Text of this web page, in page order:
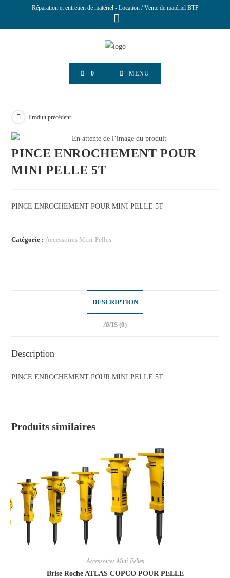
Réparation et entretien de matériel - Location / Vente de matériel BTP
0 MENU
Produit précédent
PINCE ENROCHEMENT POUR
MINI PELLE 5T
PINCE ENROCHEMENT POUR MINI PELLE 5T
Catégorie :Accessoires Mini-Pelles
DESCRIPTION
AVIS (0)
Description
PINCE ENROCHEMENT POUR MINI PELLE 5T
Produits similaires
Accessoires Mini-Pelles
Brise Roche ATLAS COPCO POUR PELLE